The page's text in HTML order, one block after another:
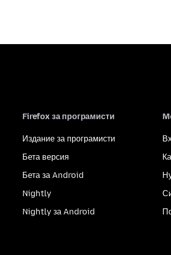
Firefox за програмисти
Издание за програмисти
Бета версия
Бета за Android
Nightly
Nightly за Android